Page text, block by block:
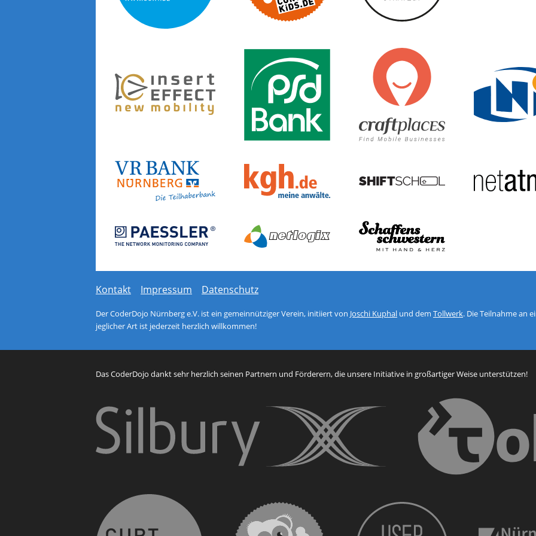
new mobility — insertEFFECT
Network monitoring software - PRTG | Paessler
netlogix GmbH & Co. KG
Kontakt Impressum Datenschutz
Der CoderDojo Nürnberg e.V. ist ein gemeinnütziger Verein, initiiert von Joschi Kuphal und dem Tollwerk. Die Teilnahme an
jeglicher Art ist jederzeit herzlich willkommen!
Das CoderDojo dankt sehr herzlich seinen Partnern und Förderern, die unsere Initiative in großartiger Weise unterstützen!